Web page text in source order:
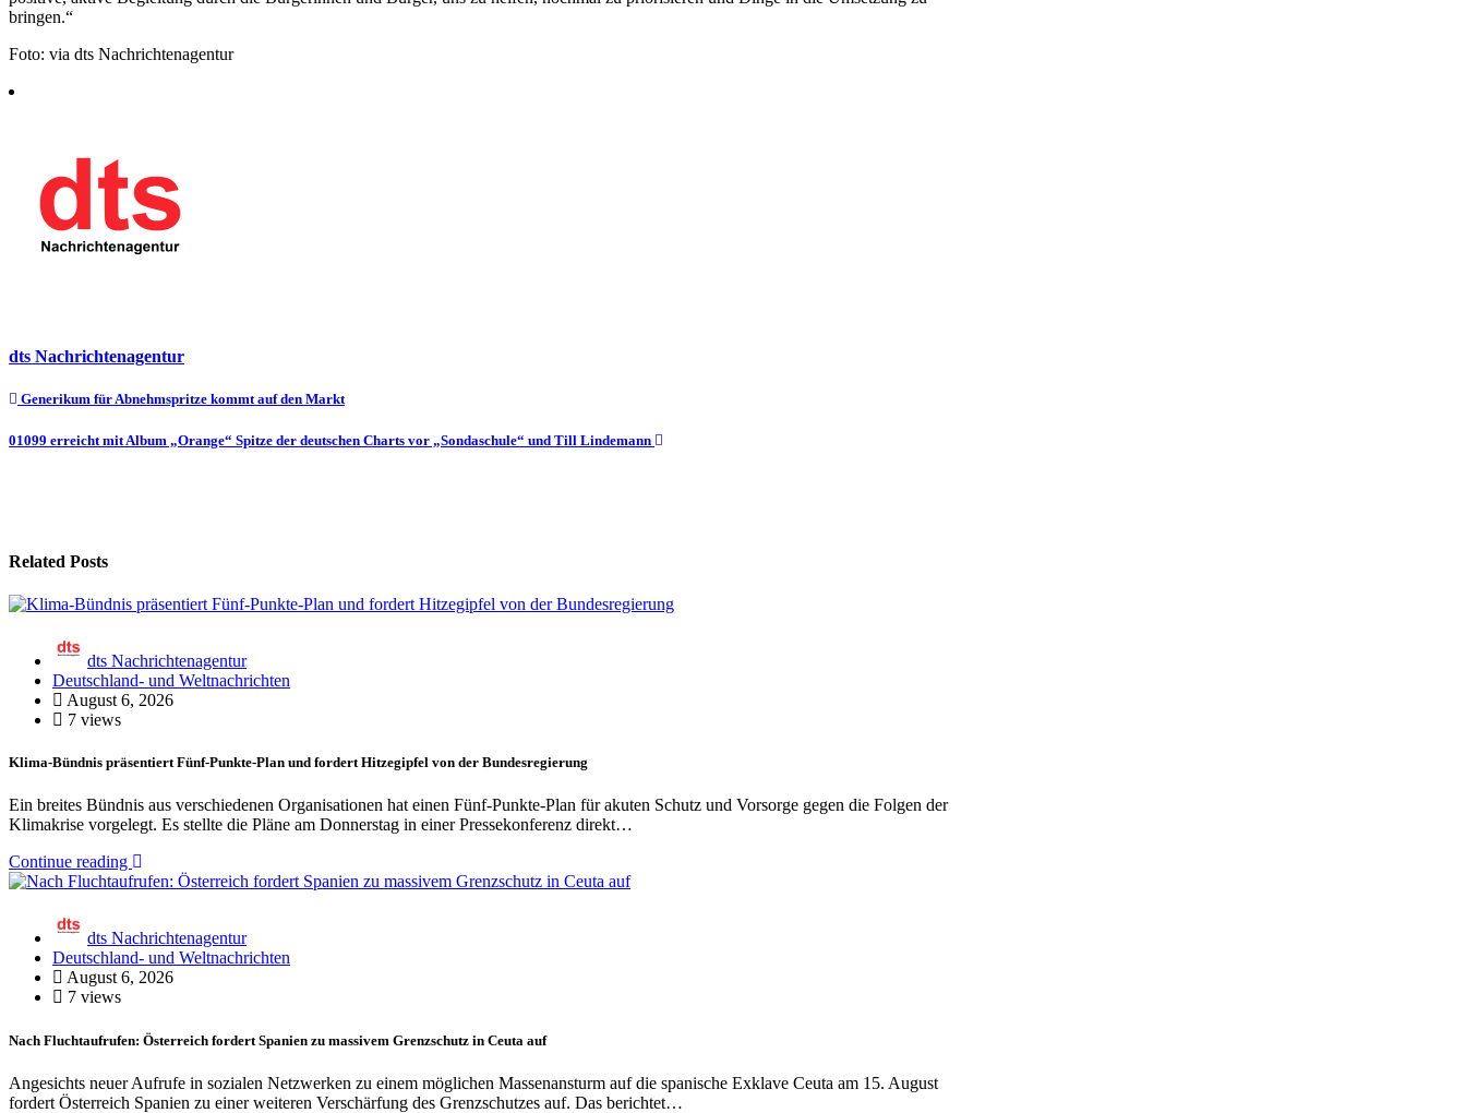
bringen.“
Foto: via dts Nachrichtenagentur
dts Nachrichtenagentur
Beitragsnavigation
Generikum für Abnehmspritze kommt auf den Markt
01099 erreicht mit Album „Orange“ Spitze der deutschen Charts vor „Sondaschule“ und Till Lindemann
Related Posts
dts Nachrichtenagentur
Deutschland- und Weltnachrichten
August 6, 2026
7 views
Klima-Bündnis präsentiert Fünf-Punkte-Plan und fordert Hitzegipfel von der Bundesregierung
Ein breites Bündnis aus verschiedenen Organisationen hat einen Fünf-Punkte-Plan für akuten Schutz und Vorsorge gegen die Folgen der
Klimakrise vorgelegt. Es stellte die Pläne am Donnerstag in einer Pressekonferenz direkt…
Continue reading
dts Nachrichtenagentur
Deutschland- und Weltnachrichten
August 6, 2026
7 views
Nach Fluchtaufrufen: Österreich fordert Spanien zu massivem Grenzschutz in Ceuta auf
Angesichts neuer Aufrufe in sozialen Netzwerken zu einem möglichen Massenansturm auf die spanische Exklave Ceuta am 15. August
fordert Österreich Spanien zu einer weiteren Verschärfung des Grenzschutzes auf. Das berichtet…